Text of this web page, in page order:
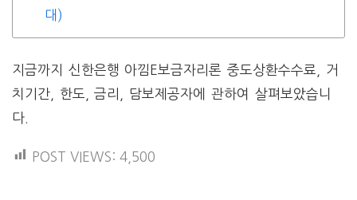
대)
지금까지 신한은행 아낌E보금자리론 중도상환수수료, 거
치기간, 한도, 금리, 담보제공자에 관하여 살펴보았습니
다.
POST VIEWS: 4,500